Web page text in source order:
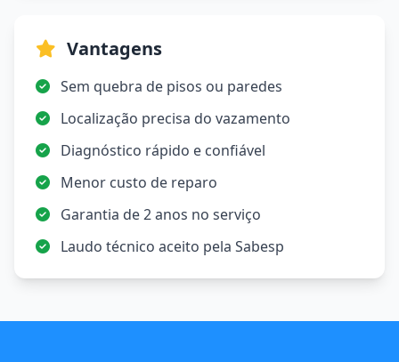
Vantagens
Sem quebra de pisos ou paredes
Localização precisa do vazamento
Diagnóstico rápido e confiável
Menor custo de reparo
Garantia de 2 anos no serviço
Laudo técnico aceito pela Sabesp